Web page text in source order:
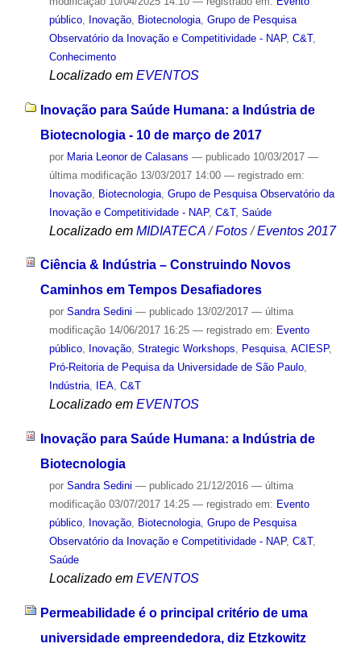
público, Inovação, Biotecnologia, Grupo de Pesquisa
Observatório da Inovação e Competitividade - NAP, C&T,
Conhecimento
Localizado em EVENTOS
Inovação para Saúde Humana: a Indústria de
Biotecnologia - 10 de março de 2017
por Maria Leonor de Calasans — publicado10/03/2017 —
última modificação13/03/2017 14:00 — registrado em:
Inovação, Biotecnologia, Grupo de Pesquisa Observatório da
Inovação e Competitividade - NAP, C&T, Saúde
Localizado em MIDIATECA /Fotos /Eventos 2017
Ciência & Indústria – Construindo Novos
Caminhos em Tempos Desafiadores
por Sandra Sedini — publicado13/02/2017 — última
modificação14/06/2017 16:25 — registrado em: Evento
público, Inovação, Strategic Workshops, Pesquisa, ACIESP,
Pró-Reitoria de Pequisa da Universidade de São Paulo,
Indústria, IEA, C&T
Localizado em EVENTOS
Inovação para Saúde Humana: a Indústria de
Biotecnologia
por Sandra Sedini — publicado21/12/2016 — última
modificação03/07/2017 14:25 — registrado em: Evento
público, Inovação, Biotecnologia, Grupo de Pesquisa
Observatório da Inovação e Competitividade - NAP, C&T,
Saúde
Localizado em EVENTOS
Permeabilidade é o principal critério de uma
universidade empreendedora, diz Etzkowitz